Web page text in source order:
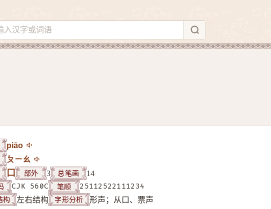
piāo
ㄆㄧㄠ
口 部外 3 总笔画 14
CJK 560C 笔顺 25112522111234
构 左右结构 字形分析 形声；从口、票声